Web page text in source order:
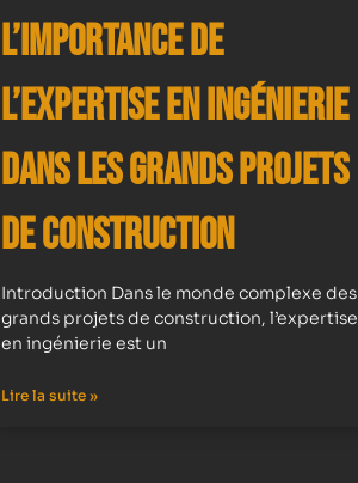
L’importance de
l’expertise en ingénierie
dans les grands projets
de construction
Introduction Dans le monde complexe des
grands projets de construction, l’expertise
en ingénierie est un
Lire la suite »